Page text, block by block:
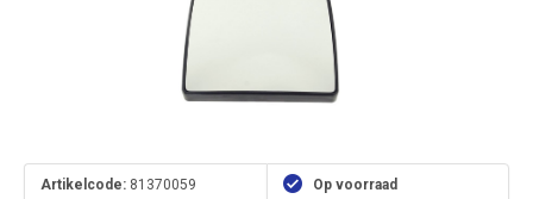
Artikelcode: 81370059 Op voorraad